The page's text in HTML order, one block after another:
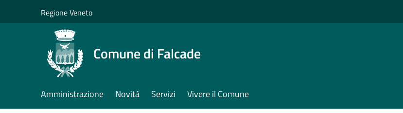
Regione Veneto
Comune di Falcade
Amministrazione Novità Servizi Vivere il Comune